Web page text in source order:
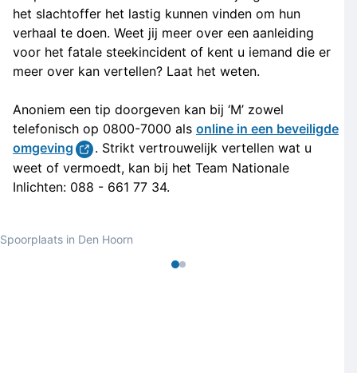
Spoorplaats in Den Hoorn
het slachtoffer het lastig kunnen vinden om hun
verhaal te doen. Weet jij meer over een aanleiding
voor het fatale steekincident of kent u iemand die er
meer over kan vertellen? Laat het weten.
Anoniem een tip doorgeven kan bij ‘M’ zowel
telefonisch op 0800-7000 als online in een beveiligde
omgeving
. Strikt vertrouwelijk vertellen wat u
weet of vermoedt, kan bij het Team Nationale
Inlichten: 088 - 661 77 34.